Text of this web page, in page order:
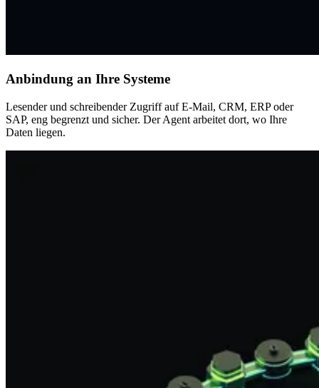
Anbindung an Ihre Systeme
Lesender und schreibender Zugriff auf E-Mail, CRM, ERP oder
SAP, eng begrenzt und sicher. Der Agent arbeitet dort, wo Ihre
Daten liegen.